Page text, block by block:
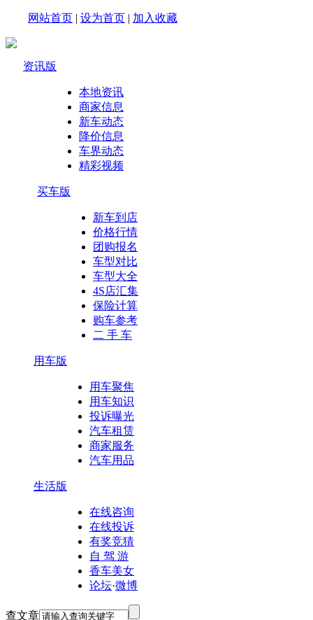
网站首页 | 设为首页 | 加入收藏
资讯版
本地资讯
商家信息
新车动态
降价信息
车界动态
精彩视频
买车版
新车到店
价格行情
团购报名
车型对比
车型大全
4S店汇集
保险计算
购车参考
二 手 车
用车版
用车聚焦
用车知识
投诉曝光
汽车租赁
商家服务
汽车用品
生活版
在线咨询
在线投诉
有奖竞猜
自 驾 游
香车美女
论坛·微博
查文章